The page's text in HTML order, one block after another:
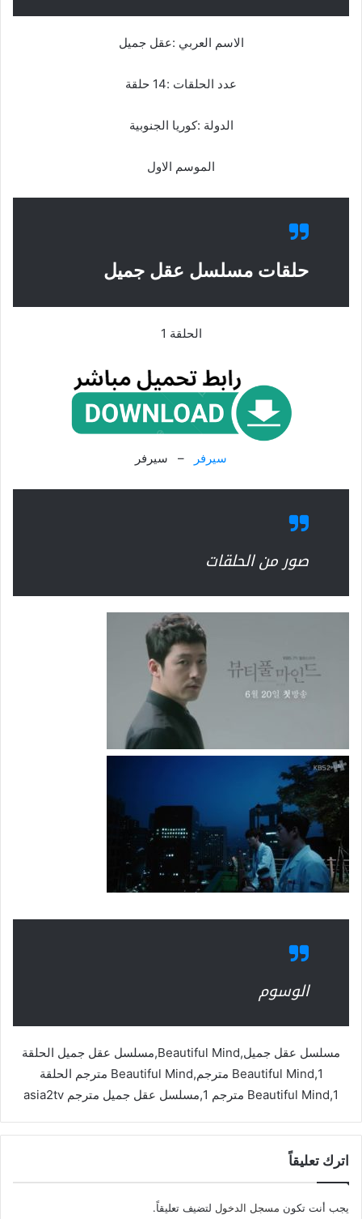
الاسم العربي :عقل جميل
عدد الحلقات :14 حلقة
الدولة :كوريا الجنوبية
الموسم الاول
حلقات مسلسل عقل جميل
الحلقة 1
سيرفر – سيرفر
صور من الحلقات
الوسوم
مسلسل عقل جميل,Beautiful Mind,مسلسل عقل جميل الحلقة
1,Beautiful Mind مترجم,Beautiful Mind مترجم الحلقة
1,Beautiful Mind مترجم 1,مسلسل عقل جميل مترجم asia2tv
اترك تعليقاً
يجب أنت تكون مسجل الدخول لتضيف تعليقاً.